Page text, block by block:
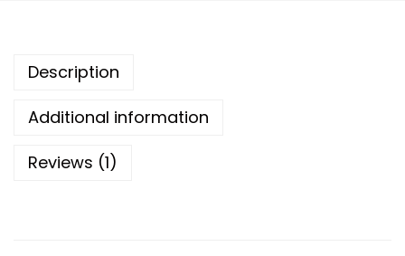
Description
Additional information
Reviews (1)